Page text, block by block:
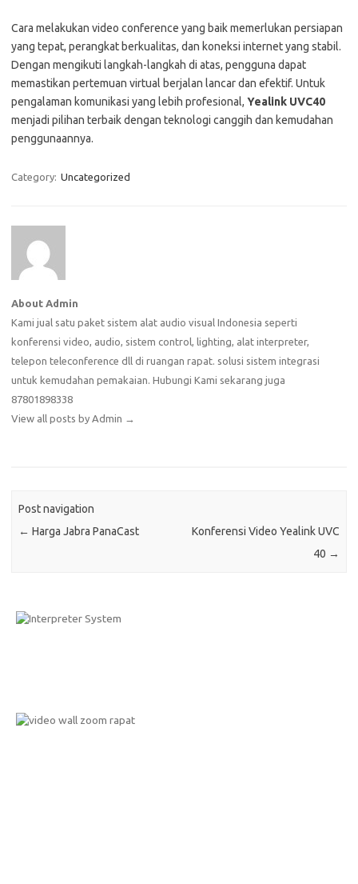
Cara melakukan video conference yang baik memerlukan persiapan
yang tepat, perangkat berkualitas, dan koneksi internet yang stabil.
Dengan mengikuti langkah-langkah di atas, pengguna dapat
memastikan pertemuan virtual berjalan lancar dan efektif. Untuk
pengalaman komunikasi yang lebih profesional, Yealink UVC40
menjadi pilihan terbaik dengan teknologi canggih dan kemudahan
penggunaannya.
Category: Uncategorized
About Admin
Kami jual satu paket sistem alat audio visual Indonesia seperti
konferensi video, audio, sistem control, lighting, alat interpreter,
telepon teleconference dll di ruangan rapat. solusi sistem integrasi
untuk kemudahan pemakaian. Hubungi Kami sekarang juga
87801898338
View all posts by Admin →
Post navigation
← Harga Jabra PanaCast
Konferensi Video Yealink UVC
40 →